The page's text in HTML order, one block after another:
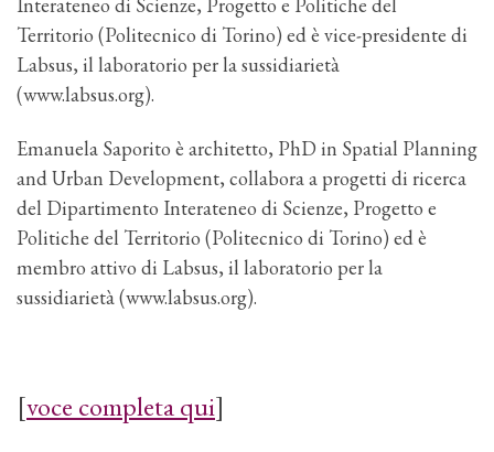
Territorio (Politecnico di Torino) ed è vice-presidente di
Labsus, il laboratorio per la sussidiarietà
(www.labsus.org).
Emanuela Saporito è architetto, PhD in Spatial Planning
and Urban Development, collabora a progetti di ricerca
del Dipartimento Interateneo di Scienze, Progetto e
Politiche del Territorio (Politecnico di Torino) ed è
membro attivo di Labsus, il laboratorio per la
sussidiarietà (www.labsus.org).
[voce completa qui]